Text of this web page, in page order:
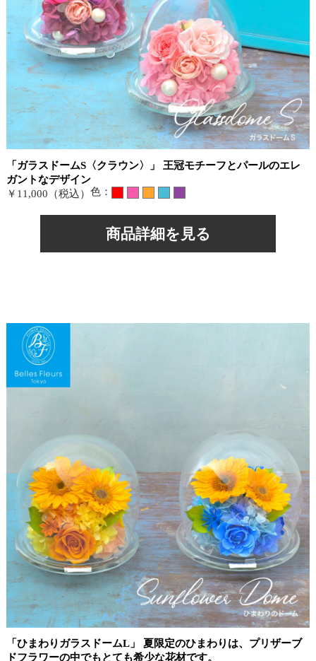
「ガラスドームS〈クラウン〉」 王冠モチーフとパールのエレ
ガントなデザイン
￥11,000（税込） 色：
商品詳細を見る
「ひまわりガラスドームL」 夏限定のひまわりは、プリザーブ
ドフラワーの中でもとても希少な花材です。